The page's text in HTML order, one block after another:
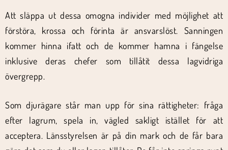
Att släppa ut dessa omogna individer med möjlighet att
förstöra, krossa och förinta är ansvarslöst. Sanningen
kommer hinna ifatt och de kommer hamna i fängelse
inklusive deras chefer som tillåtit dessa lagvidriga
övergrepp.
Som djurägare står man upp för sina rättigheter: fråga
efter lagrum, spela in, vägled sakligt istället för att
acceptera. Länsstyrelsen är på din mark och de får bara